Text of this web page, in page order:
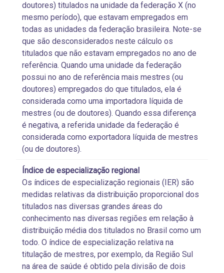
doutores) titulados na unidade da federação X (no
mesmo período), que estavam empregados em
todas as unidades da federação brasileira. Note-se
que são desconsiderados neste cálculo os
titulados que não estavam empregados no ano de
referência. Quando uma unidade da federação
possui no ano de referência mais mestres (ou
doutores) empregados do que titulados, ela é
considerada como uma importadora líquida de
mestres (ou de doutores). Quando essa diferença
é negativa, a referida unidade da federação é
considerada como exportadora líquida de mestres
(ou de doutores).
Índice de especialização regional
Os índices de especialização regionais (IER) são
medidas relativas da distribuição proporcional dos
titulados nas diversas grandes áreas do
conhecimento nas diversas regiões em relação à
distribuição média dos titulados no Brasil como um
todo. O índice de especialização relativa na
titulação de mestres, por exemplo, da Região Sul
na área de saúde é obtido pela divisão de dois